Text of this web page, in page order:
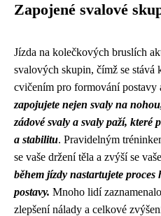
Zapojené svalové
Jízda na kolečkových bruslích
svalových skupin, čímž se
cvičením pro formování postavy
zapojujete nejen svaly na
zádové svaly a svaly paží,
a stabilitu. Pravidelným
se vaše držení těla a zvýší se
během jízdy nastartujete
postavy. Mnoho lidí
zlepšení nálady a celkové